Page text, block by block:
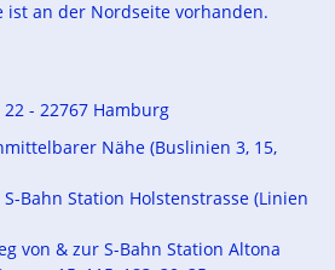
ist an der Nordseite vorhanden.
- 22767 Hamburg
Nähe (Buslinien 3, 15,
Bahn Station Holstenstrasse (Linien
von & zur S-Bahn Station Altona